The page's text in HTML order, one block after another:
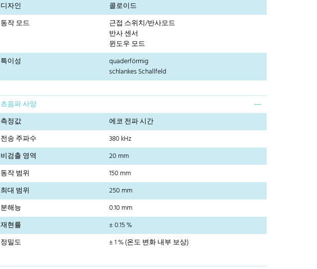
디자인
콜로이드
동작 모드
근접 스위치/반사모드
반사 센서
윈도우 모드
특이성
quaderförmig
schlankes Schallfeld
초음파 사양
측정값
에코 전파 시간
전송 주파수
380 kHz
비검출 영역
20 mm
동작 범위
150 mm
최대 범위
250 mm
분해능
0.10 mm
재현률
± 0.15 %
정밀도
± 1 % (온도 변화 내부 보상)